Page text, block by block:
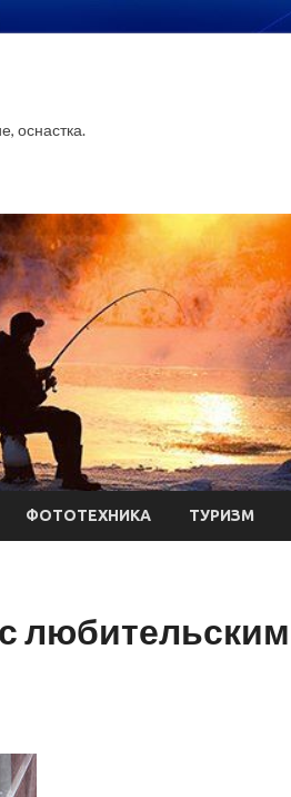
оснастка.
ФОТОТЕХНИКА ТУРИЗМ
любительским